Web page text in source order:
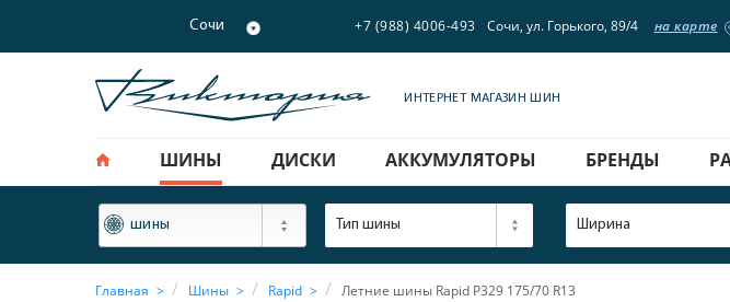
Сочи +7 (988) 4006-493 Сочи, ул. Горького, 89/4 на карте
ИНТЕРНЕТ МАГАЗИН ШИН
ШИНЫ ДИСКИ АККУМУЛЯТОРЫ БРЕНДЫ
ФИЛЬТР
шины Тип шины Ширина
Главная Шины Rapid Летние шины Rapid P329 175/70 R13